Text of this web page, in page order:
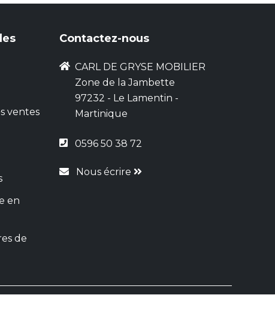
ventes
en
de
Contactez-nous
CARL DE GRYSE MOBILIER
Zone de la Jambette
97232 - Le Lamentin -
Martinique
0596 50 38 72
Nous écrire